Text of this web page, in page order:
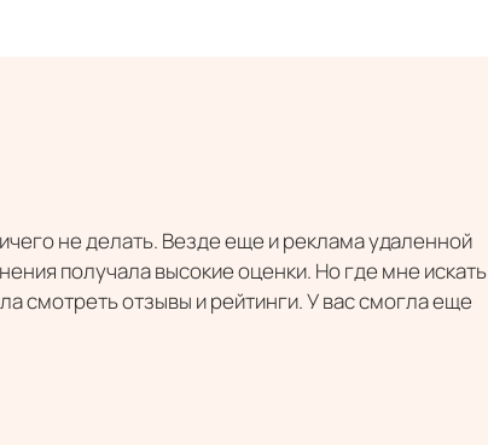
не делать. Везде еще и реклама удаленной
получала высокие оценки. Но где мне искать
смотреть отзывы и рейтинги. У вас смогла еще